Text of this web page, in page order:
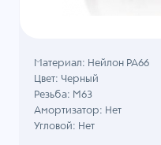
Материал: Нейлон PA66
Цвет: Черный
Резьба: M63
Амортизатор: Нет
Угловой: Нет